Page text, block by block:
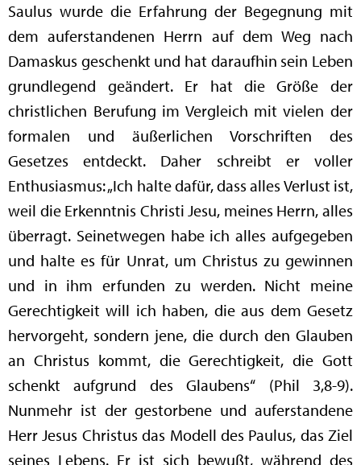
Saulus wurde die Erfahrung der Begegnung mit
dem auferstandenen Herrn auf dem Weg nach
Damaskus geschenkt und hat daraufhin sein Leben
grundlegend geändert. Er hat die Größe der
christlichen Berufung im Vergleich mit vielen der
formalen und äußerlichen Vorschriften des
Gesetzes entdeckt. Daher schreibt er voller
Enthusiasmus: „Ich halte dafür, dass alles Verlust ist,
weil die Erkenntnis Christi Jesu, meines Herrn, alles
überragt. Seinetwegen habe ich alles aufgegeben
und halte es für Unrat, um Christus zu gewinnen
und in ihm erfunden zu werden. Nicht meine
Gerechtigkeit will ich haben, die aus dem Gesetz
hervorgeht, sondern jene, die durch den Glauben
an Christus kommt, die Gerechtigkeit, die Gott
schenkt aufgrund des Glaubens“ (Phil 3,8-9).
Nunmehr ist der gestorbene und auferstandene
Herr Jesus Christus das Modell des Paulus, das Ziel
seines Lebens. Er ist sich bewußt, während des